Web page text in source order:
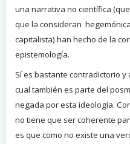
una narrativa no científica
que la consideran
capitalista) han hecho de la
epistemología.
Sí es bastante contradictorio
cual también es parte del
negada por esta ideología.
no tiene que ser coherente
es que como no existe una